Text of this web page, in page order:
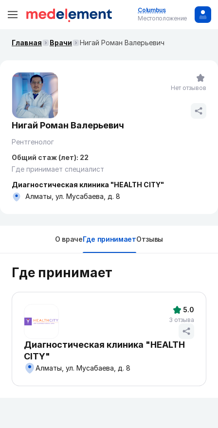
Columbus
Местоположение
Главная Врачи Нигай Роман Валерьевич
Нигай Роман Валерьевич
Рентгенолог
Общий стаж (лет): 22
Где принимает специалист
Диагностическая клиника "HEALTH CITY"
Алматы, ул. Мусабаева, д. 8
Нет отзывов
О врачеГде принимаетОтзывы
Где принимает
Диагностическая клиника "HEALTH
CITY"
Алматы, ул. Мусабаева, д. 8
5.0
3 отзыва